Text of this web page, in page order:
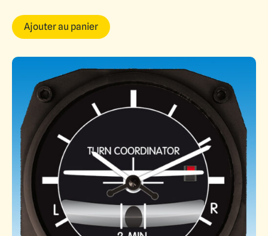
Ajouter au panier